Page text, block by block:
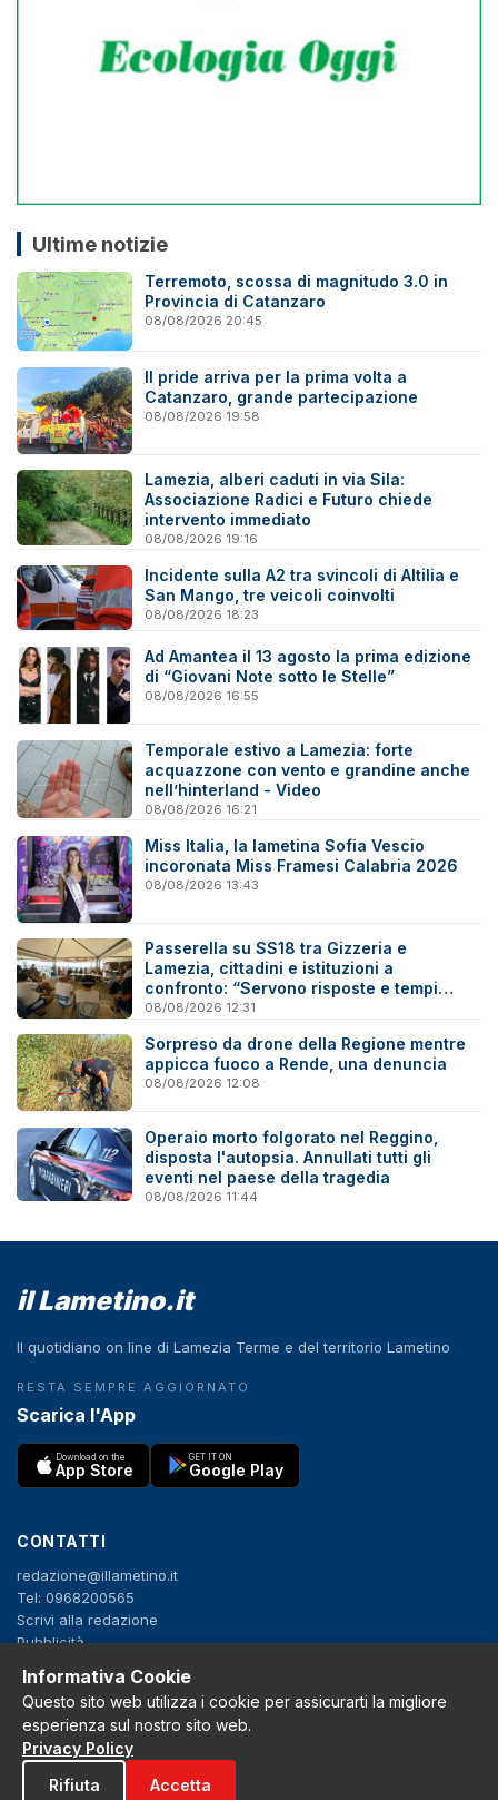
Ultime notizie
Terremoto, scossa di magnitudo 3.0 in
Provincia di Catanzaro
08/08/2026 20:45
Il pride arriva per la prima volta a
Catanzaro, grande partecipazione
08/08/2026 19:58
Lamezia, alberi caduti in via Sila:
Associazione Radici e Futuro chiede
intervento immediato
08/08/2026 19:16
Incidente sulla A2 tra svincoli di Altilia e
San Mango, tre veicoli coinvolti
08/08/2026 18:23
Ad Amantea il 13 agosto la prima edizione
di “Giovani Note sotto le Stelle”
08/08/2026 16:55
Temporale estivo a Lamezia: forte
acquazzone con vento e grandine anche
nell’hinterland - Video
08/08/2026 16:21
Miss Italia, la lametina Sofia Vescio
incoronata Miss Framesi Calabria 2026
08/08/2026 13:43
Passerella su SS18 tra Gizzeria e
Lamezia, cittadini e istituzioni a
confronto: “Servono risposte e tempi
certi”
08/08/2026 12:31
Sorpreso da drone della Regione mentre
appicca fuoco a Rende, una denuncia
08/08/2026 12:08
Operaio morto folgorato nel Reggino,
disposta l'autopsia. Annullati tutti gli
eventi nel paese della tragedia
08/08/2026 11:44
il Lametino.it
Il quotidiano on line di Lamezia Terme e del territorio Lametino
RESTA SEMPRE AGGIORNATO
Scarica l'App
Download on the
App Store
GET IT ON
Google Play
CONTATTI
redazione@illametino.it
Tel: 0968200565
Scrivi alla redazione
Pubblicità
SEGUICI
f X IG
Privacy Policy
Informativa Cookie
Questo sito web utilizza i cookie per assicurarti la migliore
esperienza sul nostro sito web.
Privacy Policy
Rifiuta
Accetta